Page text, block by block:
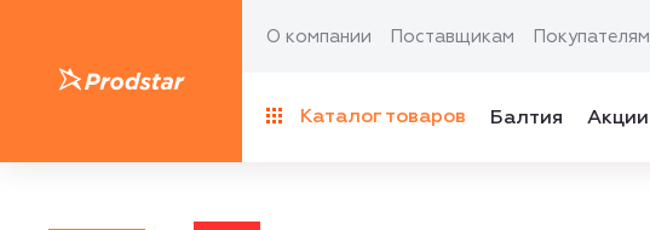
О компании Поставщикам Покупателям
Каталог товаров Балтия Акции